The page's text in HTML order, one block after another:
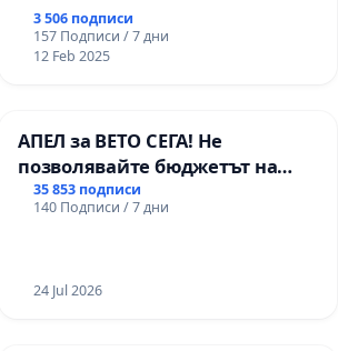
3 506 подписи
157 Подписи / 7 дни
12 Feb 2025
АПЕЛ за ВЕТО СЕГА! Не
позволявайте бюджетът на
Радев да открадне парите и
правата ни в тъмното
35 853 подписи
140 Подписи / 7 дни
24 Jul 2026